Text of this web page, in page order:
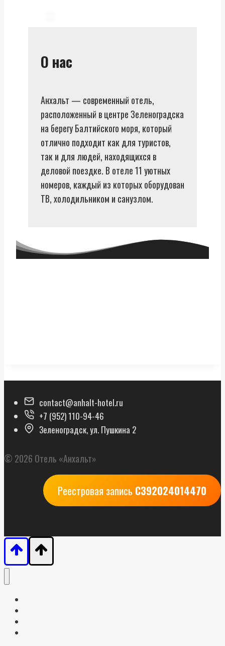
О нас
Анхальт — современный отель,
расположенный в центре Зеленоградска
на берегу Балтийского моря, который
отлично подходит как для туристов,
так и для людей, находящихся в
деловой поездке. В отеле 11 уютных
номеров, каждый из которых оборудован
ТВ, холодильником и санузлом.
contact@anhalt-hotel.ru
+7 (952) 110-94-46
Зеленоградск, ул. Пушкина 2
© 2026 Отель «Анхальт»
Реестровая запись С392024014470